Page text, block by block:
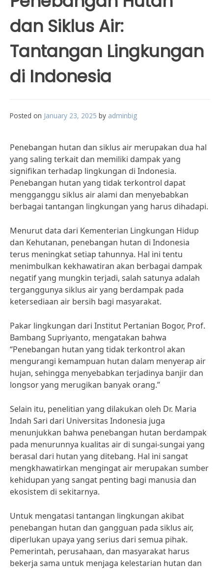
dan Siklus Air:
Tantangan Lingkungan
di Indonesia
Posted on January 23, 2025 by adminbig
Penebangan hutan dan siklus air merupakan dua hal
yang saling terkait dan memiliki dampak yang
signifikan terhadap lingkungan di Indonesia.
Penebangan hutan yang tidak terkontrol dapat
mengganggu siklus air alami dan menyebabkan
berbagai tantangan lingkungan yang harus dihadapi.
Menurut data dari Kementerian Lingkungan Hidup
dan Kehutanan, penebangan hutan di Indonesia
terus meningkat setiap tahunnya. Hal ini tentu
menimbulkan kekhawatiran akan berbagai dampak
negatif yang mungkin terjadi, salah satunya adalah
terganggunya siklus air yang berdampak pada
ketersediaan air bersih bagi masyarakat.
Pakar lingkungan dari Institut Pertanian Bogor, Prof.
Bambang Supriyanto, mengatakan bahwa
“Penebangan hutan yang tidak terkontrol akan
mengurangi kemampuan hutan dalam menyerap air
hujan, sehingga menyebabkan terjadinya banjir dan
longsor yang merugikan banyak orang.”
Selain itu, penelitian yang dilakukan oleh Dr. Maria
Indah Sari dari Universitas Indonesia juga
menunjukkan bahwa penebangan hutan berdampak
pada menurunnya kualitas air di sungai-sungai yang
berasal dari hutan yang ditebang. Hal ini sangat
mengkhawatirkan mengingat air merupakan sumber
kehidupan yang sangat penting bagi manusia dan
ekosistem di sekitarnya.
Untuk mengatasi tantangan lingkungan akibat
penebangan hutan dan gangguan pada siklus air,
diperlukan upaya yang serius dari semua pihak.
Pemerintah, perusahaan, dan masyarakat harus
bekerja sama untuk menjaga kelestarian hutan dan